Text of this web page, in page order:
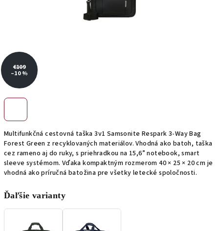
Multifunkčná cestovná taška 3v1 Samsonite Respark 3-Way Bag
Forest Green z recyklovaných materiálov. Vhodná ako batoh, taška
cez rameno aj do ruky, s priehradkou na 15,6” notebook, smart
sleeve systémom. Vďaka kompaktným rozmerom 40 × 25 × 20 cm je
vhodná ako príručná batožina pre všetky letecké spoločnosti.
Ďaľšie varianty
€109
–10 %